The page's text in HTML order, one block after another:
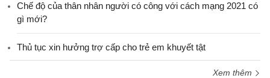
Chế độ của thân nhân người có công với cách mạng 2021 có
gì mới?
Thủ tục xin hưởng trợ cấp cho trẻ em khuyết tật
Xem thêm